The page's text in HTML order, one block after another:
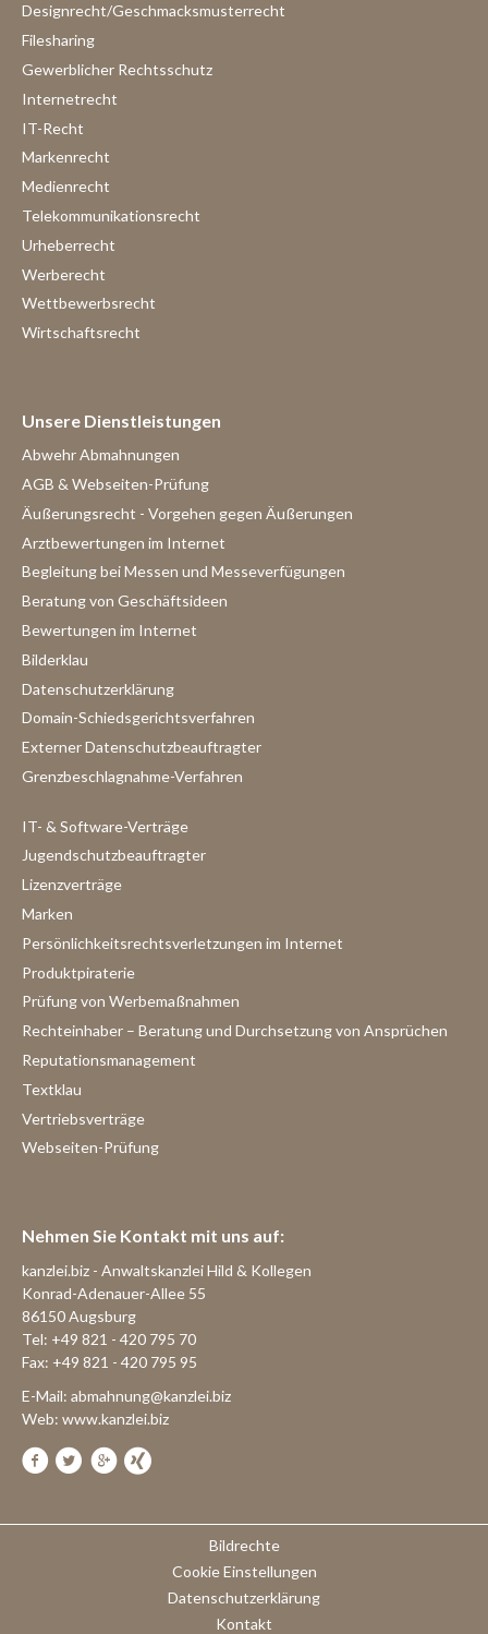
Designrecht/Geschmacksmusterrecht
Filesharing
Gewerblicher Rechtsschutz
Internetrecht
IT-Recht
Markenrecht
Medienrecht
Telekommunikationsrecht
Urheberrecht
Werberecht
Wettbewerbsrecht
Wirtschaftsrecht
Unsere Dienstleistungen
Abwehr Abmahnungen
AGB & Webseiten-Prüfung
Äußerungsrecht - Vorgehen gegen Äußerungen
Arztbewertungen im Internet
Begleitung bei Messen und Messeverfügungen
Beratung von Geschäftsideen
Bewertungen im Internet
Bilderklau
Datenschutzerklärung
Domain-Schiedsgerichtsverfahren
Externer Datenschutzbeauftragter
Grenzbeschlagnahme-Verfahren
IT- & Software-Verträge
Jugendschutzbeauftragter
Lizenzverträge
Marken
Persönlichkeitsrechtsverletzungen im Internet
Produktpiraterie
Prüfung von Werbemaßnahmen
Rechteinhaber – Beratung und Durchsetzung von Ansprüchen
Reputationsmanagement
Textklau
Vertriebsverträge
Webseiten-Prüfung
Nehmen Sie Kontakt mit uns auf:
kanzlei.biz - Anwaltskanzlei Hild & Kollegen
Konrad-Adenauer-Allee 55
86150 Augsburg
Tel: +49 821 - 420 795 70
Fax: +49 821 - 420 795 95
E-Mail: abmahnung@kanzlei.biz
Web: www.kanzlei.biz
Bildrechte
Cookie Einstellungen
Datenschutzerklärung
Kontakt